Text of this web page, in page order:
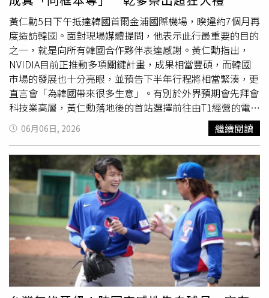
黃仁勳5日下午抵達韓國首爾金浦國際機場，睽違約7個月再
度造訪韓國。面對現場媒體提問，他表示此行最重要的目的
之一，就是向所有韓國合作夥伴表達感謝。黃仁勳指出，
NVIDIA目前正推動多項關鍵計畫，成果相當豐碩，而韓國
市場的發展也十分亮眼，並預告下半年行程將相當緊湊，更
直言會「為韓國帶來很多生意」。有別於外界預期會先拜會
科技業高層，黃仁勳落地後的首站選擇前往由T1經營的電競
主題網咖，與戰隊成員見面交流。他在受訪時盛讚韓國是全
球最成熟的電競市場之一，而在接機人群中，T1隊長Faker
也親自現身迎接。黃仁勳旋風訪韓，首站就選擇前往由T1經
營的電競主題網咖，與戰隊成員見面交流。（圖／翻攝X
@TeslaZoa）隨後，黃仁勳前往首爾弘大附近的「T1 Base
Camp」，與包括Faker在內的5名職業選手及戰隊相關人士
會面，雙方針對電競產業未來發展及合作方向交換意見。黃
仁勳也高度肯定韓國的遊戲文化與競技實力，表示韓國玩家
總是追求最佳遊戲體驗，因此會選擇最頂尖的GPU產品，而
這正是輝達長期深耕的領域。他更強調，「遊戲是輝達的起
點」。值得一提的是，黃仁勳此次還特別準備了一份禮物送
給Faker，那就是親筆簽名的GeForce RTX 5090顯示卡。
Faker則回贈印有自己背號「1號」的親簽隊服，兩人互贈紀
06月06日, 2026 繼續閱讀